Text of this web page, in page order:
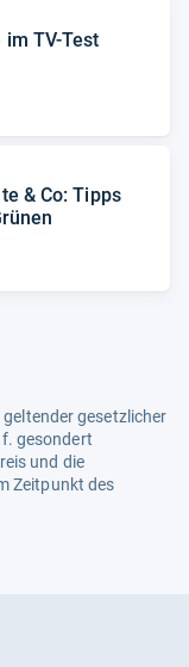
TV-​Test
& Co: Tipps
gesetzlicher
gesondert
und die
Zeitpunkt des